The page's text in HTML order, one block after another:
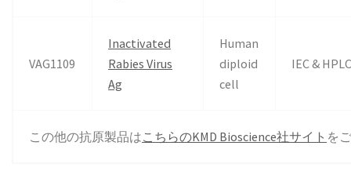
VAG1109
Inactivated
Rabies Virus
Ag
Human
diploid
cell
IEC &
この他の抗原製品はこちらのKMD Bioscience社サイト を